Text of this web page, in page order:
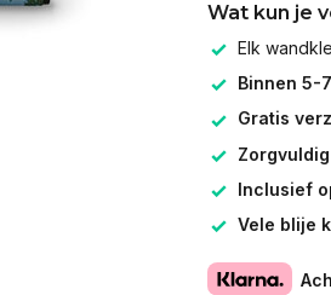
Wat kun je
Elk
Binnen 5-
Gratis
Inclusief
Vele blije